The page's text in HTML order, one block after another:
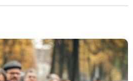
TR
RU